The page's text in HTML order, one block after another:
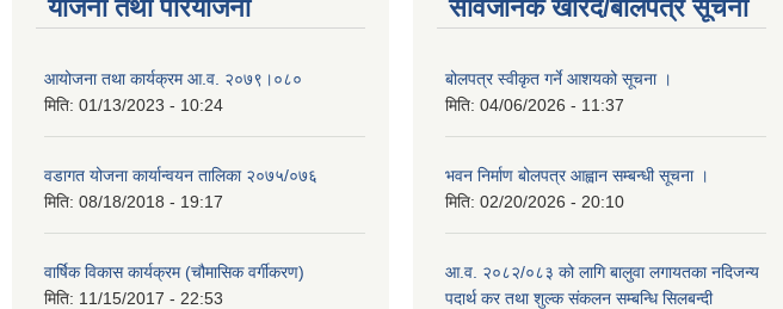
योजना तथा परियोजना
आयोजना तथा कार्यक्रम आ.व. २०७९।०८०
मिति: 01/13/2023 - 10:24
वडागत योजना कार्यान्वयन तालिका २०७५/०७६
मिति: 08/18/2018 - 19:17
वार्षिक विकास कार्यक्रम (चौमासिक वर्गीकरण)
मिति: 11/15/2017 - 22:53
सार्वजनिक खरिद/बोलपत्र सूचना
बोलपत्र स्वीकृत गर्ने आशयको सूचना ।
मिति: 04/06/2026 - 11:37
भवन निर्माण बोलपत्र आह्वान सम्बन्धी सूचना ।
मिति: 02/20/2026 - 20:10
आ.व. २०८२/०८३ को लागि बालुवा लगायतका नदिजन्य
पदार्थ कर तथा शुल्क संकलन सम्बन्धि सिलबन्दी